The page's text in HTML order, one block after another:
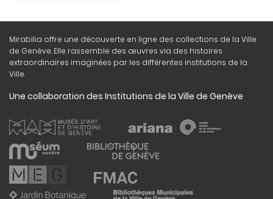
Mirabilia offre une découverte en ligne des collections de la Ville
de Genève. Elle rassemble des œuvres via des histoires
extraordinaires imaginées par les différentes institutions de la
Ville.
Une collaboration des Institutions de la Ville de Genève